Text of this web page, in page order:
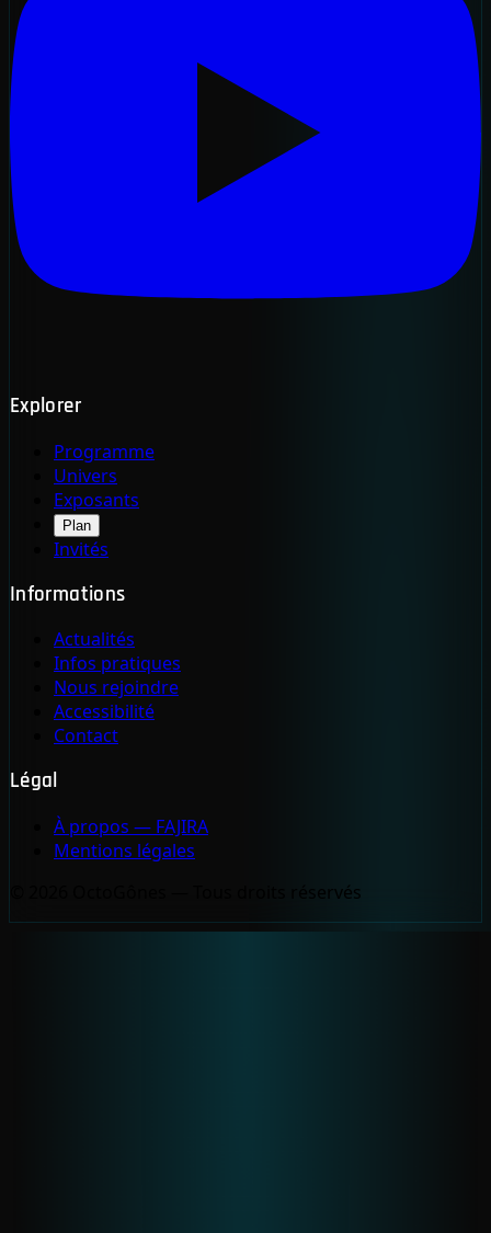
Explorer
Programme
Univers
Exposants
Plan
Invités
Informations
Actualités
Infos pratiques
Nous rejoindre
Accessibilité
Contact
Légal
À propos — FAJIRA
Mentions légales
© 2026 OctoGônes — Tous droits réservés